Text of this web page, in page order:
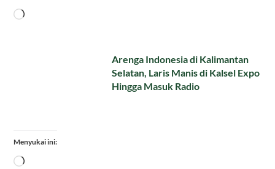
Memuat...
Arenga Indonesia di Kalimantan
Selatan, Laris Manis di Kalsel Expo
Hingga Masuk Radio
Menyukai ini:
Memuat...